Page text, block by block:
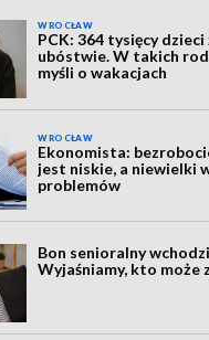
WROCŁAW
PCK: 364 tysięcy
ubóstwie. W takich
myśli o wakacjach
WROCŁAW
Ekonomista:
jest niskie, a niewielki
problemów
Bon senioralny
Wyjaśniamy, kto może